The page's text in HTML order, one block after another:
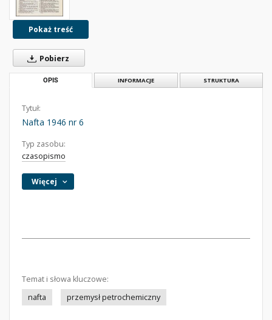
Pokaż treść
Pobierz
OPIS INFORMACJE STRUKTURA
Tytuł:
Nafta 1946 nr 6
Typ zasobu:
czasopismo
Więcej
Temat i słowa kluczowe:
nafta
przemysł petrochemiczny